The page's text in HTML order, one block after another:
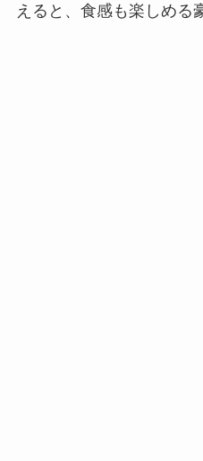
えると、食感も楽しめる